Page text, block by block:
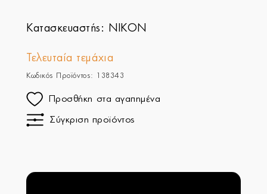
Κατασκευαστής: NIKON
Τελευταία τεμάχια
Κωδικός Προϊόντος: 138343
Προσθήκη στα αγαπημένα
Σύγκριση προϊόντος